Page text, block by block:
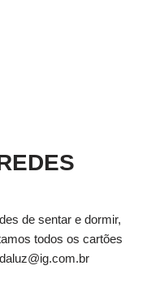
de sentar e dormir,
todos os cartões